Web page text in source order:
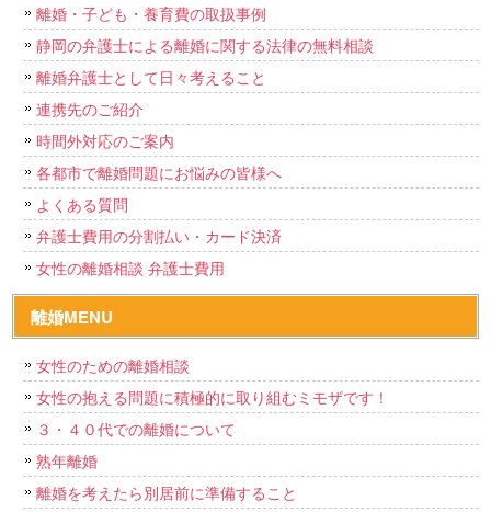
離婚・子ども・養育費の取扱事例
静岡の弁護士による離婚に関する法律の無料相談
離婚弁護士として日々考えること
連携先のご紹介
時間外対応のご案内
各都市で離婚問題にお悩みの皆様へ
よくある質問
弁護士費用の分割払い・カード決済
女性の離婚相談 弁護士費用
離婚MENU
女性のための離婚相談
女性の抱える問題に積極的に取り組むミモザです！
３・４０代での離婚について
熟年離婚
離婚を考えたら別居前に準備すること